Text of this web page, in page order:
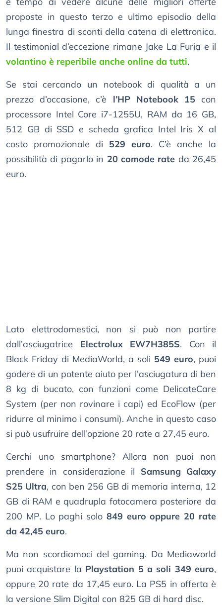
proposte in questo terzo e ultimo episodio della
lunga finestra di sconti della catena di elettronica.
Il testimonial d’eccezione rimane Jake La Furia e il
volantino è reperibile anche online da tutti.
Se stai cercando un notebook di qualità a un
prezzo d’occasione, c’è l’HP Notebook 15 con
processore Intel Core i7-1255U, RAM da 16 GB,
512 GB di SSD e scheda grafica Intel Iris X al
costo promozionale di 529 euro. C’è anche la
possibilità di pagarlo in 20 comode rate da 26,45
euro.
Lato elettrodomestici, non si può non partire
dall’asciugatrice Electrolux EW7H385S. Con il
Black Friday di MediaWorld, a soli 549 euro, puoi
godere di un potente aiuto per l’asciugatura di ben
8 kg di bucato, con funzioni come DelicateCare
System (per non rovinare i capi) ed EcoFlow (per
ridurre al minimo i consumi). Anche in questo caso
si può usufruire dell’opzione 20 rate a 27,45 euro.
Cerchi uno smartphone? Allora non puoi non
prendere in considerazione il Samsung Galaxy
S25 Ultra, con ben 256 GB di memoria interna, 12
GB di RAM e quadrupla fotocamera posteriore da
200 MP. Lo paghi solo 849 euro oppure 20 rate
da 42,45 euro.
Ma non scordiamoci del gaming. Da Mediaworld
puoi acquistare la Playstation 5 a soli 349 euro,
oppure 20 rate da 17,45 euro. La PS5 in offerta è
la versione Slim Digital con 825 GB di hard disc.